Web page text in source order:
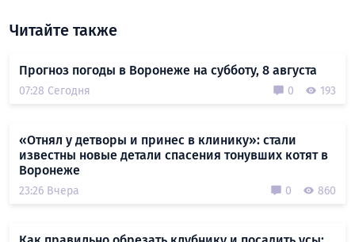
Читайте также
Прогноз погоды в Воронеже на субботу, 8 августа
07:28 Сегодня 0 193
«Отнял у детворы и принес в клинику»: стали
известны новые детали спасения тонувших котят в
Воронеже
23:26 Вчера 0 860